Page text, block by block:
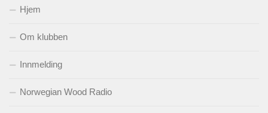
Hjem
Om klubben
Innmelding
Norwegian Wood Radio